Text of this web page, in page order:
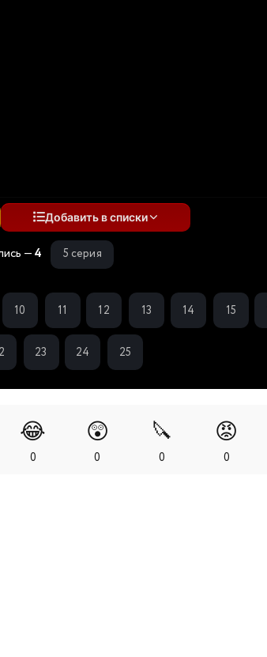
Добавить в списки
—4 5 серия
10 11 12 13 14 15
23 24 25
😂
0
😲
0
🔪
0
😡
0